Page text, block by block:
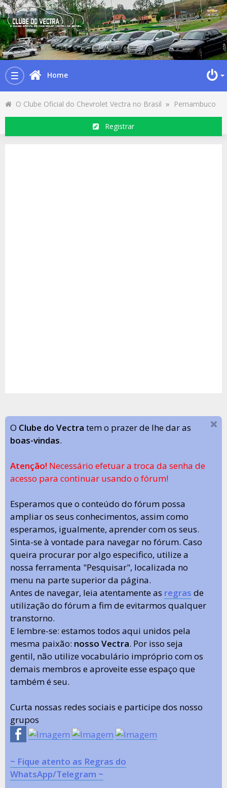
Toggle
navigation
Home
O Clube Oficial do Chevrolet Vectra no Brasil » Pernambuco
Registrar
O Clube do Vectra tem o prazer de lhe dar as
boas-vindas.
Atenção! Necessário efetuar a troca da senha de
acesso para continuar usando o fórum!
Esperamos que o conteúdo do fórum possa
ampliar os seus conhecimentos, assim como
esperamos, igualmente, aprender com os seus.
Sinta-se à vontade para navegar no fórum. Caso
queira procurar por algo especifico, utilize a
nossa ferramenta "Pesquisar", localizada no
menu na parte superior da página.
Antes de navegar, leia atentamente as regras de
utilização do fórum a fim de evitarmos qualquer
transtorno.
E lembre-se: estamos todos aqui unidos pela
mesma paixão: nosso Vectra. Por isso seja
gentil, não utilize vocabulário impróprio com os
demais membros e aproveite esse espaço que
também é seu.
Curta nossas redes sociais e participe dos nosso
grupos
~ Fique atento as Regras do
WhatsApp/Telegram ~